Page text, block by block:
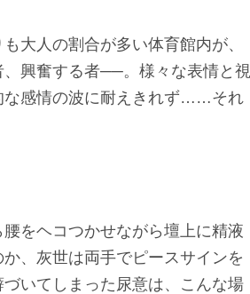
大人の割合が多い体育館内が、
興奮する者──。様々な表情と視
な感情の波に耐えきれず……それ
をヘコつかせながら壇上に精液
、灰世は両手でピースサインを
いてしまった尿意は、こんな場